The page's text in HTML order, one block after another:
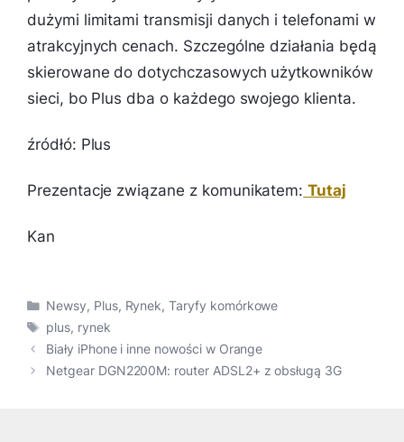
dużymi limitami transmisji danych i telefonami w
atrakcyjnych cenach. Szczególne działania będą
skierowane do dotychczasowych użytkowników
sieci, bo Plus dba o każdego swojego klienta.
źródłó: Plus
Prezentacje związane z komunikatem: Tutaj
Kan
Kategorie
Newsy, Plus, Rynek,Taryfy komórkowe
Tagi
plus, rynek
Biały iPhone i inne nowości w Orange
Netgear DGN2200M: router ADSL2+ z obsługą 3G